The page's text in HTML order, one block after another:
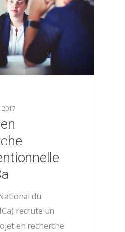
du
recrute un
en recherche